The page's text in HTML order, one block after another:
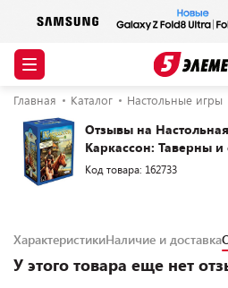
Главная Каталог Настольные игры
Отзывы на
Каркассон: Таверны
Код товара: 162733
ХарактеристикиНаличие и доставка
У этого товара еще нет